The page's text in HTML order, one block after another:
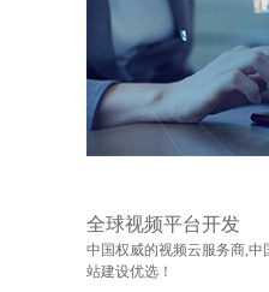
全球视频平台开发
中国权威的视频云服务商,中
站建设优选！